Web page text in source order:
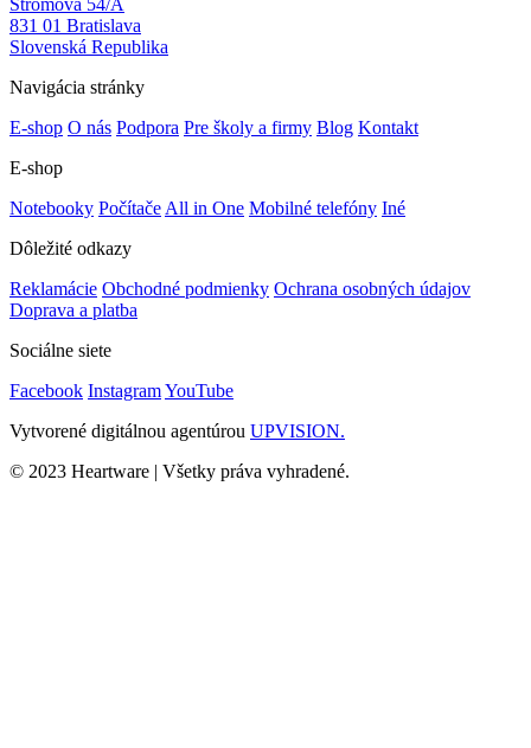
831 01 Bratislava
Slovenská Republika
Navigácia stránky
E-shop O nás Podpora Pre školy a firmy Blog Kontakt
E-shop
Notebooky Počítače All in One Mobilné telefóny Iné
Dôležité odkazy
Reklamácie Obchodné podmienky Ochrana osobných údajov
Doprava a platba
Sociálne siete
Facebook InstagramYouTube
Vytvorené digitálnou agentúrou UPVISION.
© 2023 Heartware | Všetky práva vyhradené.